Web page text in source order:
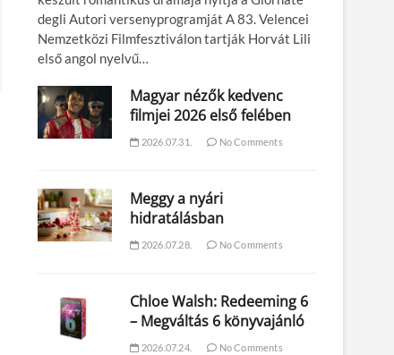
degli Autori versenyprogramját A 83. Velencei
Nemzetközi Filmfesztiválon tartják Horvát Lili
első angol nyelvű…
Magyar nézők kedvenc
filmjei 2026 első felében
2026.07.31. No Comments
Meggy a nyári
hidratálásban
2026.07.28. No Comments
Chloe Walsh: Redeeming 6
– Megváltás 6 könyvajánló
2026.07.24. No Comments